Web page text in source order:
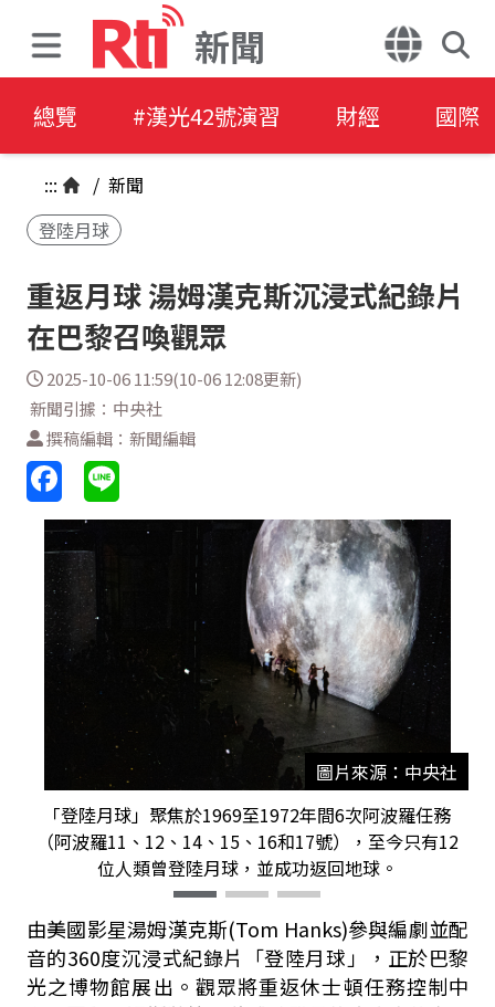
新聞
總覽 #漢光42號演習 財經 國際
::: / 新聞
登陸月球
重返月球 湯姆漢克斯沉浸式紀錄片
在巴黎召喚觀眾
2025-10-06 11:59(10-06 12:08更新)
新聞引據：中央社
撰稿編輯：新聞編輯
圖片來源：中央社
「登陸月球」聚焦於1969至1972年間6次阿波羅任務
（阿波羅11、12、14、15、16和17號），至今只有12
位人類曾登陸月球，並成功返回地球。
由美國影星湯姆漢克斯(Tom Hanks)參與編劇並配
音的360度沉浸式紀錄片「登陸月球」，正於巴黎
光之博物館展出。觀眾將重返休士頓任務控制中